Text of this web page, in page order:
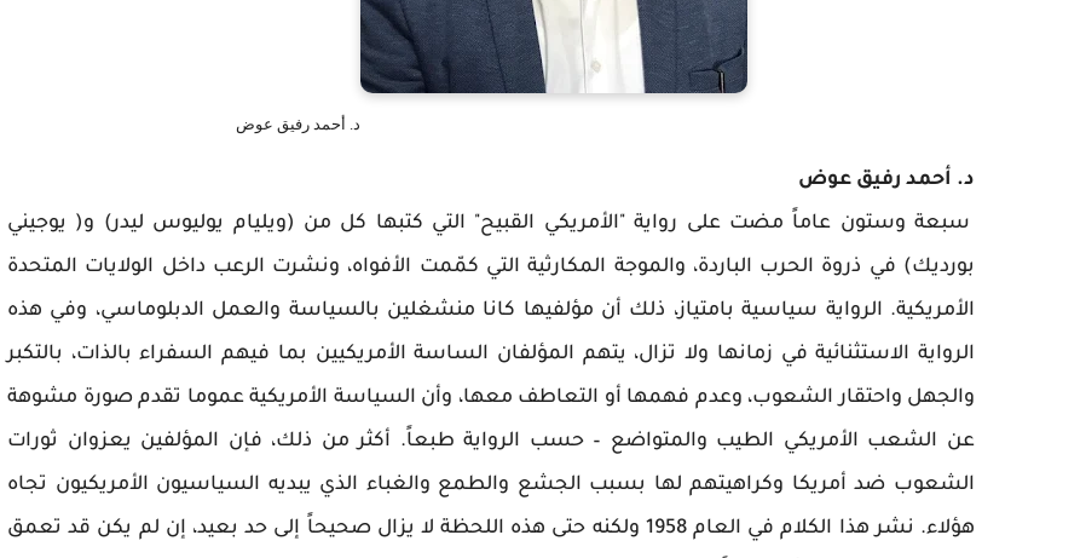
د. أحمد رفيق عوض
د. أحمد رفيق عوض
سبعة وستون عاماً مضت على رواية "الأمريكي القبيح" التي كتبها كل من (ويليام يوليوس ليدر) و( يوجيني
بورديك) في ذروة الحرب الباردة، والموجة المكارثية التي كمّمت الأفواه، ونشرت الرعب داخل الولايات المتحدة
الأمريكية. الرواية سياسية بامتياز، ذلك أن مؤلفيها كانا منشغلين بالسياسة والعمل الدبلوماسي، وفي هذه
الرواية الاستثنائية في زمانها ولا تزال، يتهم المؤلفان الساسة الأمريكيين بما فيهم السفراء بالذات، بالتكبر
والجهل واحتقار الشعوب، وعدم فهمها أو التعاطف معها، وأن السياسة الأمريكية عموما تقدم صورة مشوهة
عن الشعب الأمريكي الطيب والمتواضع – حسب الرواية طبعاً. أكثر من ذلك، فإن المؤلفين يعزوان ثورات
الشعوب ضد أمريكا وكراهيتهم لها بسبب الجشع والطمع والغباء الذي يبديه السياسيون الأمريكيون تجاه
هؤلاء. نشر هذا الكلام في العام 1958 ولكنه حتى هذه اللحظة لا يزال صحيحاً إلى حد بعيد، إن لم يكن قد تعمق